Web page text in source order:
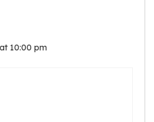
10:00 pm